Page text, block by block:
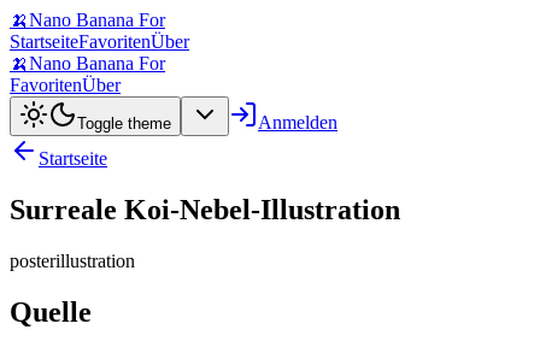
🍌Nano Banana For
StartseiteFavoritenÜber
🍌Nano Banana For
FavoritenÜber
Toggle theme
Anmelden
Startseite
Surreale Koi-Nebel-Illustration
posterillustration
Quelle